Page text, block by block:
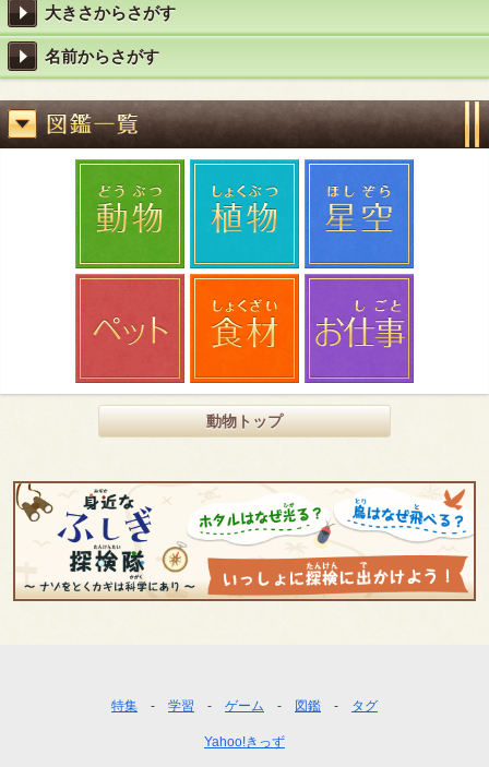
大きさからさがす
名前からさがす
動物トップ
特集 学習 ゲーム 図鑑 タグ
Yahoo!きっず